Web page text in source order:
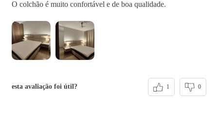
O colchão é muito confortável e de boa qualidade.
esta avaliação foi útil? 1 0